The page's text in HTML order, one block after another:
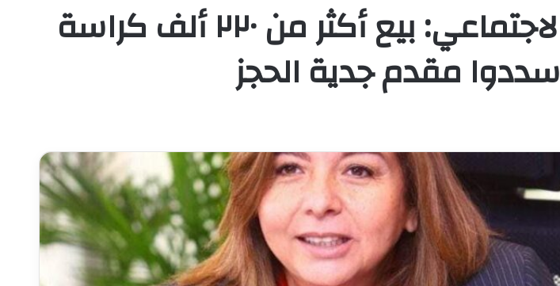
الرئيس التنفيذي لصندوق الإسكان الاجتماعي: بيع أكثر من ٢٢٠ ألف كراسة